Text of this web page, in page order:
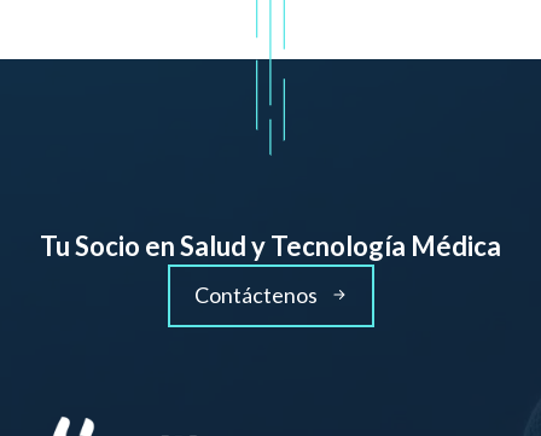
Tu Socio en Salud y Tecnología Médica
Contáctenos